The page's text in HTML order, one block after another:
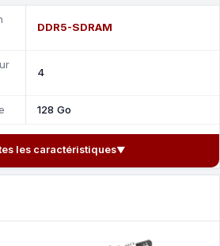
DDR5-SDRAM
4
128 Go
les caractéristiques▼